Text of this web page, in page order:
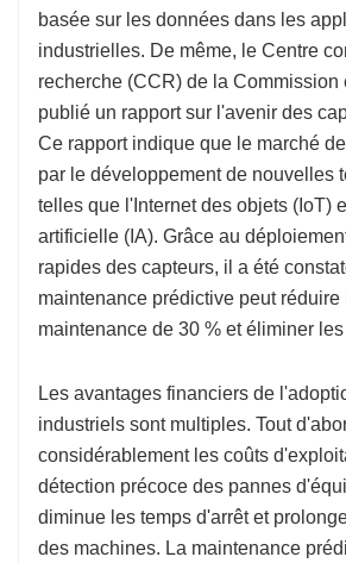
basée sur les données dans les
industrielles. De même, le Centre
recherche (CCR) de la Commission
publié un rapport sur l'avenir des
Ce rapport indique que le marché
par le développement de nouvelles
telles que l'Internet des objets (IoT)
artificielle (IA). Grâce au
rapides des capteurs, il a été
maintenance prédictive peut réduire
maintenance de 30 % et éliminer
Les avantages financiers de
industriels sont multiples. Tout
considérablement les coûts
détection précoce des pannes
diminue les temps d'arrêt et
des machines. La maintenance